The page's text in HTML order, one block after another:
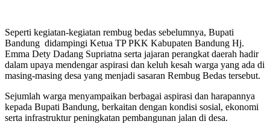
Seperti kegiatan-kegiatan rembug bedas sebelumnya, Bupati
Bandung didampingi Ketua TP PKK Kabupaten Bandung Hj.
Emma Dety Dadang Supriatna serta jajaran perangkat daerah hadir
dalam upaya mendengar aspirasi dan keluh kesah warga yang ada di
masing-masing desa yang menjadi sasaran Rembug Bedas tersebut.
Sejumlah warga menyampaikan berbagai aspirasi dan harapannya
kepada Bupati Bandung, berkaitan dengan kondisi sosial, ekonomi
serta infrastruktur peningkatan pembangunan jalan di desa.